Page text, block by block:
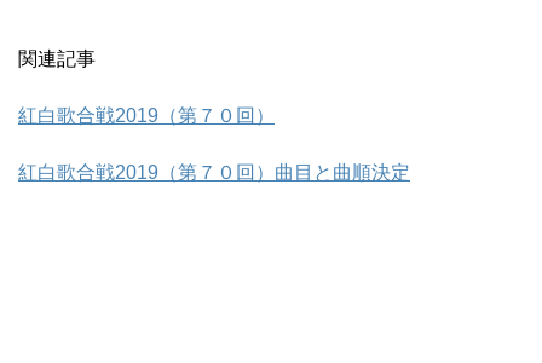
関連記事
紅白歌合戦2019（第７０回）
紅白歌合戦2019（第７０回）曲目と曲順決定